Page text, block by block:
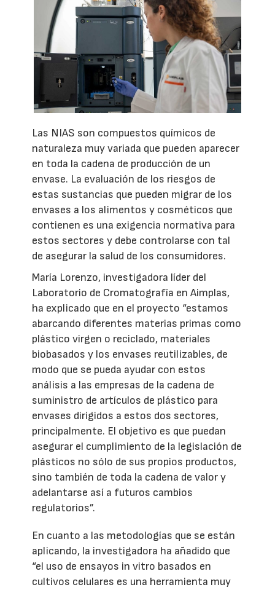
Las NIAS son compuestos químicos de
naturaleza muy variada que pueden aparecer
en toda la cadena de producción de un
envase. La evaluación de los riesgos de
estas sustancias que pueden migrar de los
envases a los alimentos y cosméticos que
contienen es una exigencia normativa para
estos sectores y debe controlarse con tal
de asegurar la salud de los consumidores.
María Lorenzo, investigadora líder del
Laboratorio de Cromatografía en Aimplas,
ha explicado que en el proyecto “estamos
abarcando diferentes materias primas como
plástico virgen o reciclado, materiales
biobasados y los envases reutilizables, de
modo que se pueda ayudar con estos
análisis a las empresas de la cadena de
suministro de artículos de plástico para
envases dirigidos a estos dos sectores,
principalmente. El objetivo es que puedan
asegurar el cumplimiento de la legislación de
plásticos no sólo de sus propios productos,
sino también de toda la cadena de valor y
adelantarse así a futuros cambios
regulatorios”.
En cuanto a las metodologías que se están
aplicando, la investigadora ha añadido que
“el uso de ensayos in vitro basados en
cultivos celulares es una herramienta muy